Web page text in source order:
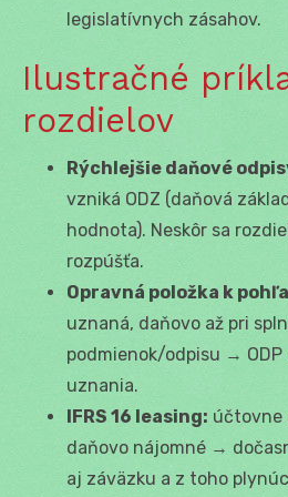
legislatívnych zásahov.
Ilustračné
rozdielov
Rýchlejšie daňové
vzniká ODZ (daňová
hodnota). Neskôr sa
rozpúšťa.
Opravná položka k
uznaná, daňovo až pri
podmienok/odpisu →
uznania.
IFRS 16 leasing: účtovne
daňovo nájomné →
aj záväzku a z toho